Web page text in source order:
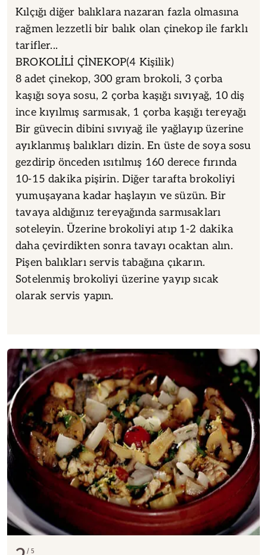
Kılçığı diğer balıklara nazaran fazla olmasına
rağmen lezzetli bir balık olan çinekop ile farklı
tarifler...
BROKOLİLİ ÇİNEKOP(4 Kişilik)
8 adet çinekop, 300 gram brokoli, 3 çorba
kaşığı soya sosu, 2 çorba kaşığı sıvıyağ, 10 diş
ince kıyılmış sarmısak, 1 çorba kaşığı tereyağı
Bir güvecin dibini sıvıyağ ile yağlayıp üzerine
ayıklanmış balıkları dizin. En üste de soya sosu
gezdirip önceden ısıtılmış 160 derece fırında
10-15 dakika pişirin. Diğer tarafta brokoliyi
yumuşayana kadar haşlayın ve süzün. Bir
tavaya aldığınız tereyağında sarmısakları
soteleyin. Üzerine brokoliyi atıp 1-2 dakika
daha çevirdikten sonra tavayı ocaktan alın.
Pişen balıkları servis tabağına çıkarın.
Sotelenmiş brokoliyi üzerine yayıp sıcak
olarak servis yapın.
5